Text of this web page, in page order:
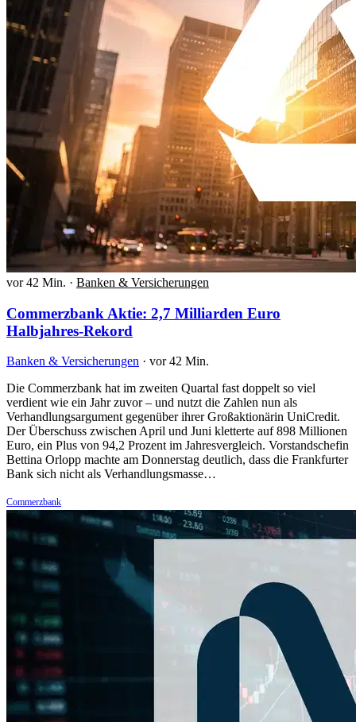
vor 42 Min. · Banken & Versicherungen
Commerzbank Aktie: 2,7 Milliarden Euro
Halbjahres-Rekord
Banken & Versicherungen · vor 42 Min.
Die Commerzbank hat im zweiten Quartal fast doppelt so viel
verdient wie ein Jahr zuvor – und nutzt die Zahlen nun als
Verhandlungsargument gegenüber ihrer Großaktionärin UniCredit.
Der Überschuss zwischen April und Juni kletterte auf 898 Millionen
Euro, ein Plus von 94,2 Prozent im Jahresvergleich. Vorstandschefin
Bettina Orlopp machte am Donnerstag deutlich, dass die Frankfurter
Bank sich nicht als Verhandlungsmasse…
Commerzbank